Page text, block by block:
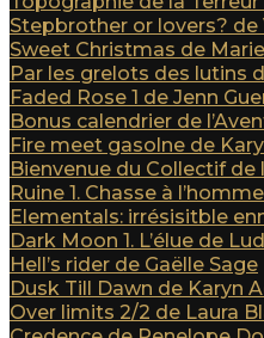
Stepbrother or lovers? de
Sweet Christmas de
Par les grelots des lutins
Faded Rose 1 de Jenn
Bonus calendrier de
Fire meet gasolne de
Bienvenue du Collectif de
Ruine 1. Chasse à
Elementals: irrésisitble
Dark Moon 1. L’élue de
Hell’s rider de Gaëlle Sage
Dusk Till Dawn de Karyn
Over limits 2/2 de Laura